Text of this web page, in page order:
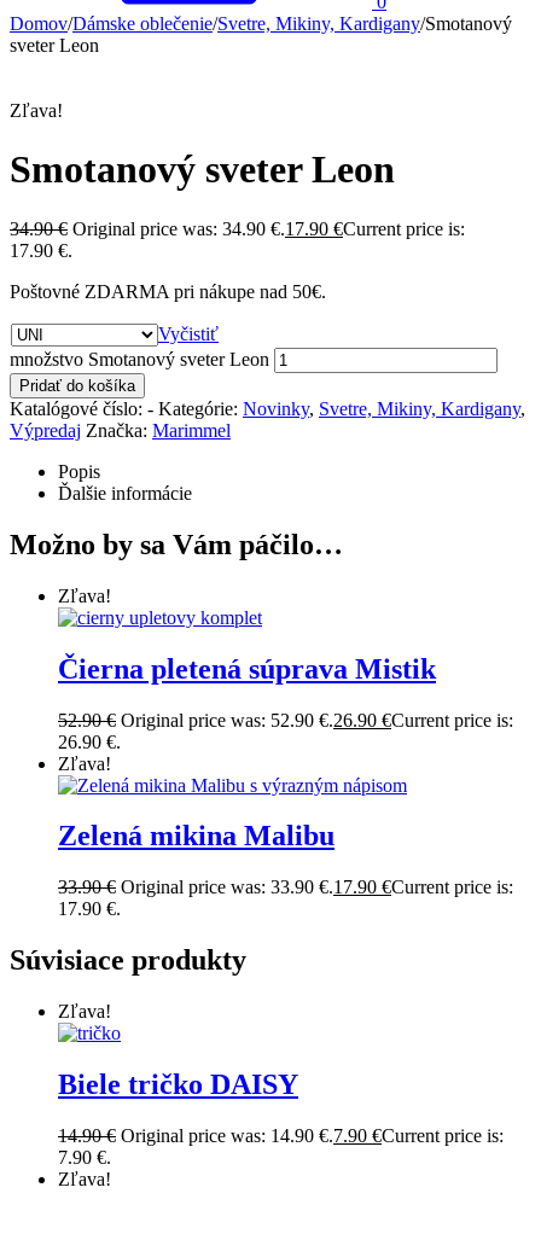
Domov/Dámske oblečenie/Svetre, Mikiny, Kardigany/Smotanový
sveter Leon
Zľava!
Smotanový sveter Leon
34.90€ Original price was: 34.90 €.17.90 €Current price is:
17.90 €.
Poštovné ZDARMA pri nákupe nad 50€.
Vyčistiť
množstvo Smotanový sveter Leon
Pridať do košíka
Katalógové číslo: - Kategórie: Novinky, Svetre, Mikiny, Kardigany,
Výpredaj Značka: Marimmel
Popis
Ďalšie informácie
Možno by sa Vám páčilo…
Zľava!
Čierna pletená súprava Mistik
52.90€ Original price was: 52.90 €.26.90 €Current price is:
26.90 €.
Zľava!
Zelená mikina Malibu
33.90€ Original price was: 33.90 €.17.90 €Current price is:
17.90 €.
Súvisiace produkty
Zľava!
Biele tričko DAISY
14.90€ Original price was: 14.90 €.7.90 €Current price is:
7.90 €.
Zľava!